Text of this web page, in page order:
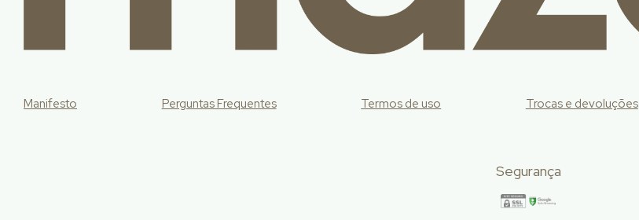
Manifesto Perguntas Frequentes Termos de uso Trocas e devoluções
Segurança